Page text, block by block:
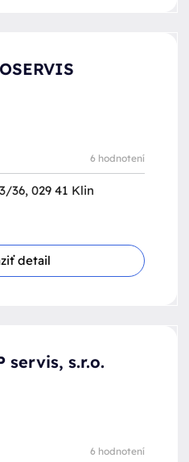
6 hodnotení
36, 029 41 Klin
detail
servis, s.r.o.
6 hodnotení